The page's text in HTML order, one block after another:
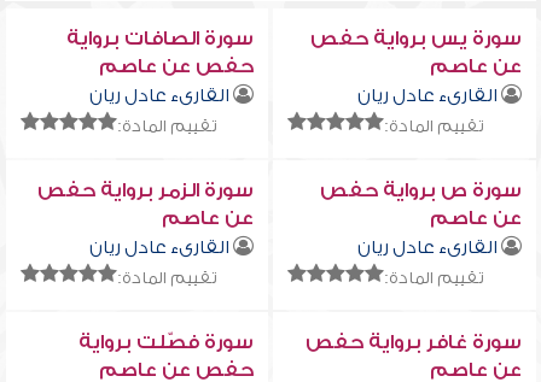
سورة يس برواية حفص
عن عاصم
القارىء عادل ريان
تقييم المادة:
سورة الصافات برواية
حفص عن عاصم
القارىء عادل ريان
تقييم المادة:
سورة ص برواية حفص
عن عاصم
القارىء عادل ريان
تقييم المادة:
سورة الزمر برواية حفص
عن عاصم
القارىء عادل ريان
تقييم المادة:
سورة غافر برواية حفص
عن عاصم
سورة فصّلت برواية
حفص عن عاصم